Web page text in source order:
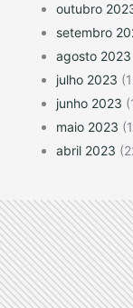
outubro
setembro
agosto 2023
julho 2023
junho 2023
maio 2023
abril 2023